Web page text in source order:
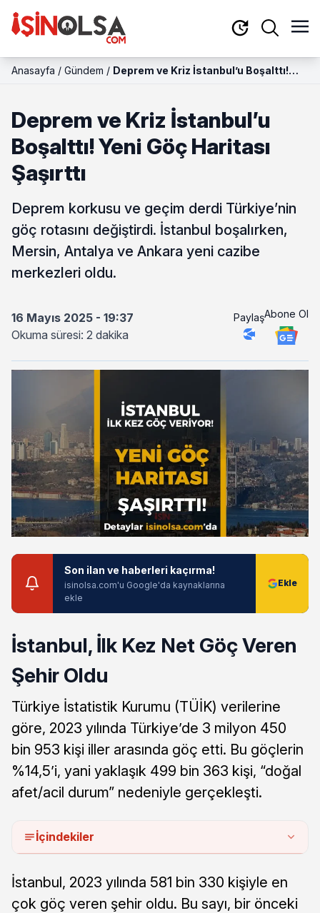
Anasayfa / Gündem / Deprem ve Kriz İstanbul’u Boşalttı!
Deprem ve Kriz İstanbul’u
Boşalttı! Yeni Göç Haritası
Şaşırttı
Deprem korkusu ve geçim derdi Türkiye’nin
göç rotasını değiştirdi. İstanbul boşalırken,
Mersin, Antalya ve Ankara yeni cazibe
merkezleri oldu.
16 Mayıs 2025 - 19:37
Okuma süresi: 2 dakika
PaylaşAbone Ol
Son ilan ve haberleri kaçırma!
isinolsa.com'u Google'da kaynaklarına
ekle
İstanbul, İlk Kez Net Göç Veren
Şehir Oldu
Türkiye İstatistik Kurumu (TÜİK) verilerine
göre, 2023 yılında Türkiye’de 3 milyon 450
bin 953 kişi iller arasında göç etti. Bu göçlerin
%14,5’i, yani yaklaşık 499 bin 363 kişi, “doğal
afet/acil durum” nedeniyle gerçekleşti.
İçindekiler
İstanbul, 2023 yılında 581 bin 330 kişiyle en
çok göç veren şehir oldu. Bu sayı, bir önceki